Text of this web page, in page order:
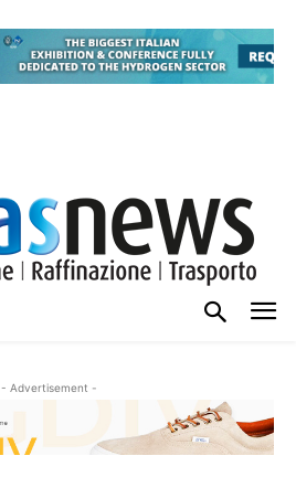
- Advertisement -